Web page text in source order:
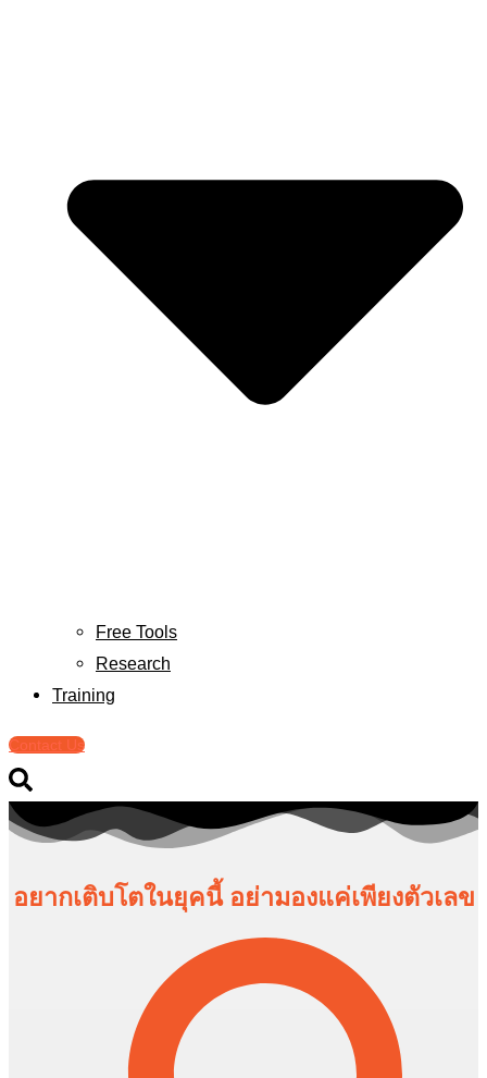
Free Tools
Research
Training
Contact Us
อยากเติบโตในยุคนี้ อย่ามองแค่เพียงตัวเลข